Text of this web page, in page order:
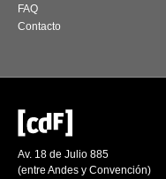
FAQ
Contacto
Av. 18 de Julio 885
(entre Andes y Convención)